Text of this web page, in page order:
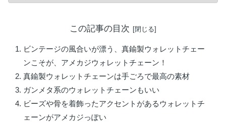
この記事の目次
ビンテージの風合いが漂う、真鍮製ウォレットチェー
ンこそが、アメカジウォレットチェーン！
真鍮製ウォレットチェーンは手ごろで最高の素材
ガンメタ系のウォレットチェーンもいい
ビーズや骨を着飾ったアクセントがあるウォレットチ
ェーンがアメカジっぽい